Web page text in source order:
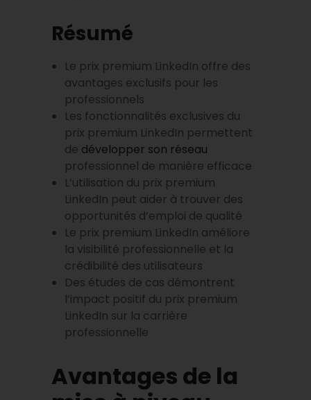
Résumé
Le prix premium LinkedIn offre des
avantages exclusifs pour les
professionnels
Les fonctionnalités exclusives du
prix premium LinkedIn permettent
de développer son réseau
professionnel de manière efficace
L’utilisation du prix premium
LinkedIn peut aider à trouver des
opportunités d’emploi de qualité
Le prix premium LinkedIn améliore
la visibilité professionnelle et la
crédibilité des utilisateurs
Des études de cas démontrent
l’impact positif du prix premium
LinkedIn sur la carrière
professionnelle
Avantages de la